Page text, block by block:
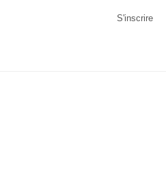
S'inscrire